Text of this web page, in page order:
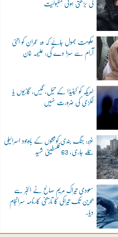
کی بڑھتی ہوئی مقبولیت
حکومت بھول جائے کہ وہ عمران کو اتنی
آرام سے سزا دے گی: علیمہ خان
امریکہ کو کینیڈا کے تیل، گیس، گاڑیوں یا
لکڑی کی ضرورت نہیں
غزہ: جنگ بندی کوششوں کے باوجود اسرائیلی
حملے جاری، 63 فلسطینی شہید
سعودی تیراک مریم صالح نے الخبر سے
بحرین تک تیراکی کا تاریخی کارنامہ سرانجام
دیا۔